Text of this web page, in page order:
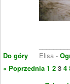
Do góry
Elisa -
« Poprzednia 1 2 3 4